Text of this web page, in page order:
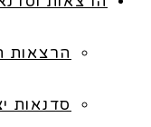
הרצאות
סדנאות